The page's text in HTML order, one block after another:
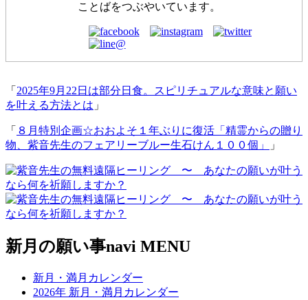
ことばをつぶやいています。
「 2025年9月22日は部分日食。スピリチュアルな意味と願い
を叶える方法とは 」
「 ８月特別企画☆おおよそ１年ぶりに復活「精霊からの贈り
物、紫音先生のフェアリーブルー生石けん１００個」
」
新月の願い事navi MENU
新月・満月カレンダー
2026年 新月・満月カレンダー